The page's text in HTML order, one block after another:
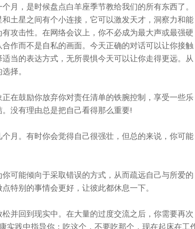
月，是时候盘点白羊座季节教给我们的所有东西了。
土星之间有个小连接，它可以激发天才，洞察力和能
攻击性。在网络会议上，你不必成为最大声或最强硬
作而不是自私的画面。今天正确的对话可以让你接触
当的表达方式，无所畏惧今天可以让你走得更远。从
择。
在鼓励你放弃你对责任清单的铁腕控制，享受一些乐
没有理由总是把自己看得那么重要!
月。有时你会觉得自己很强壮，但总的来说，你可能
可能倾向于采取错误的方式，从而疏远自己与所爱的
特别的事情会更好，让彼此都休息一下。
并回到现实中。在大量的过度交流之后，你需要再次
实践中指导你：吃这个，不要吃那个，现在起床在工